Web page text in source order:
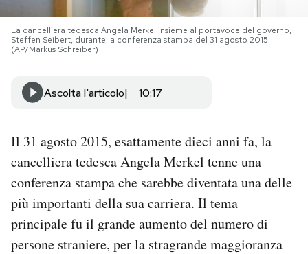
I MIEI PREFERITI
SHOP
CALENDARIO
AREA PERSONALE
Area Personale
Newsletter
Notifiche mobile
La cancelliera tedesca Angela Merkel insieme al portavoce del governo,
Steffen Seibert, durante la conferenza stampa del 31 agosto 2015
(AP/Markus Schreiber)
Ascolta l'articolo 10:17
Il 31 agosto 2015, esattamente dieci anni fa, la
cancelliera tedesca Angela Merkel tenne una
conferenza stampa che sarebbe diventata una delle
più importanti della sua carriera. Il tema
principale fu il grande aumento del numero di
persone straniere, per la stragrande maggioranza